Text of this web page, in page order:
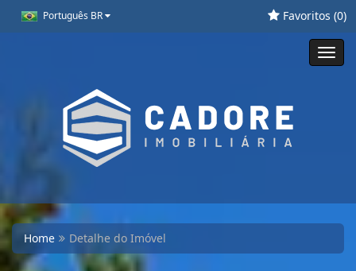
Português BR Favoritos (0)
Home Detalhe do Imóvel